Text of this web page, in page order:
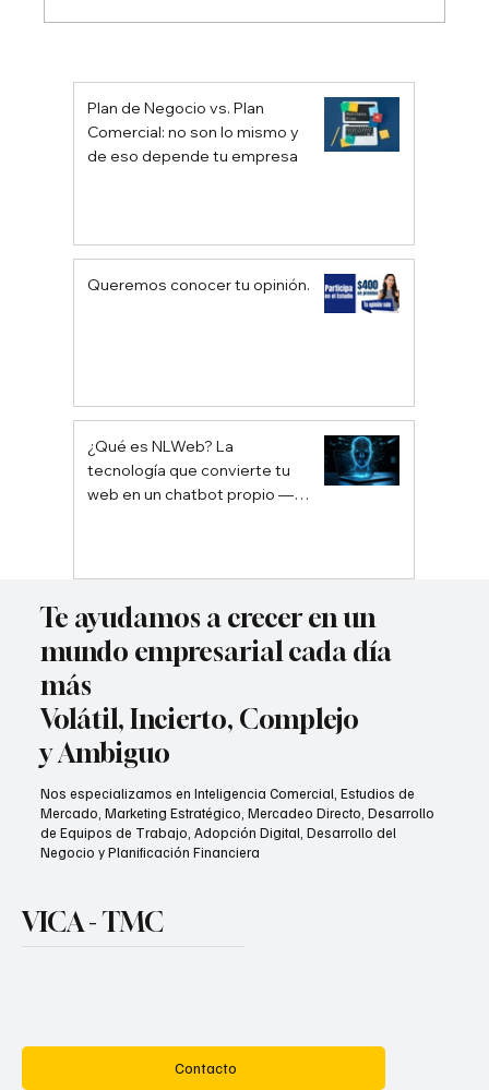
Las principales empresas de
negocio)
Plan de Negocio vs. Plan
Comercial: no son lo mismo y
de eso depende tu empresa
Queremos conocer tu opinión.
¿Qué es NLWeb? La
tecnología que convierte tu
web en un chatbot propio —
Te ayudamos a crecer en un
mundo empresarial cada día
más
Volátil, Incierto, Complejo
y Ambiguo
Nos especializamos en Inteligencia Comercial, Estudios de
Mercado, Marketing Estratégico, Mercadeo Directo, Desarrollo
de Equipos de Trabajo, Adopción Digital, Desarrollo del
Negocio y Planificación Financiera
VICA - TMC
Contacto